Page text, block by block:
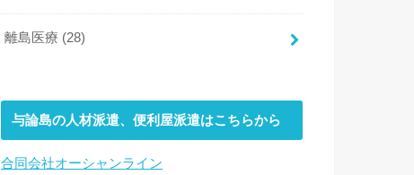
離島医療 (28)
与論島の人材派遣、便利屋派遣はこちらから
合同会社オーシャンライン